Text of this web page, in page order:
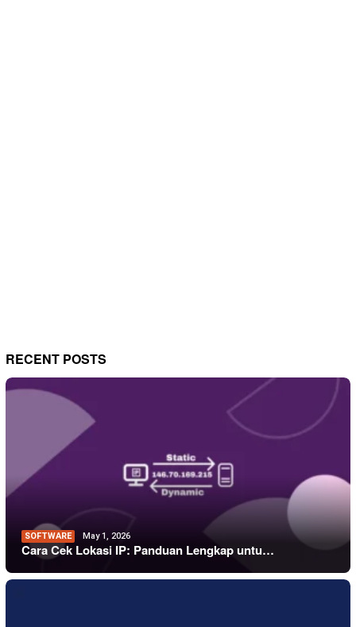
RECENT POSTS
SOFTWARE May 1, 2026
Cara Cek Lokasi IP: Panduan Lengkap untu…